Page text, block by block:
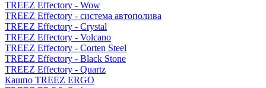
TREEZ Effectory - Wow
TREEZ Effectory - система автополива
TREEZ Effectory - Crystal
TREEZ Effectory - Volcano
TREEZ Effectory - Corten Steel
TREEZ Effectory - Black Stone
TREEZ Effectory - Quartz
Кашпо TREEZ ERGO